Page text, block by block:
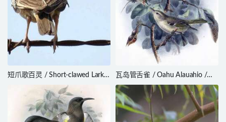
短爪歌百灵 / Short-clawed Lark /
Certhilauda chuana
瓦岛管舌雀 / Oahu Alauahio /
Paroreomyza maculata